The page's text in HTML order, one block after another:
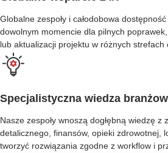
Globalne zespoły i całodobowa
dowolnym momencie dla pilnych
lub aktualizacji projektu w różnych strefach
Specjalistyczna wiedza
Nasze zespoły wnoszą dogłębną wiedzę z
detalicznego, finansów, opieki zdrowotnej,
tworzyć rozwiązania zgodne z workflow i